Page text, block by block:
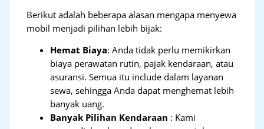
Berikut adalah beberapa alasan mengapa menyewa
mobil menjadi pilihan lebih bijak:
Hemat Biaya: Anda tidak perlu memikirkan
biaya perawatan rutin, pajak kendaraan, atau
asuransi. Semua itu include dalam layanan
sewa, sehingga Anda dapat menghemat lebih
banyak uang.
Banyak Pilihan Kendaraan : Kami